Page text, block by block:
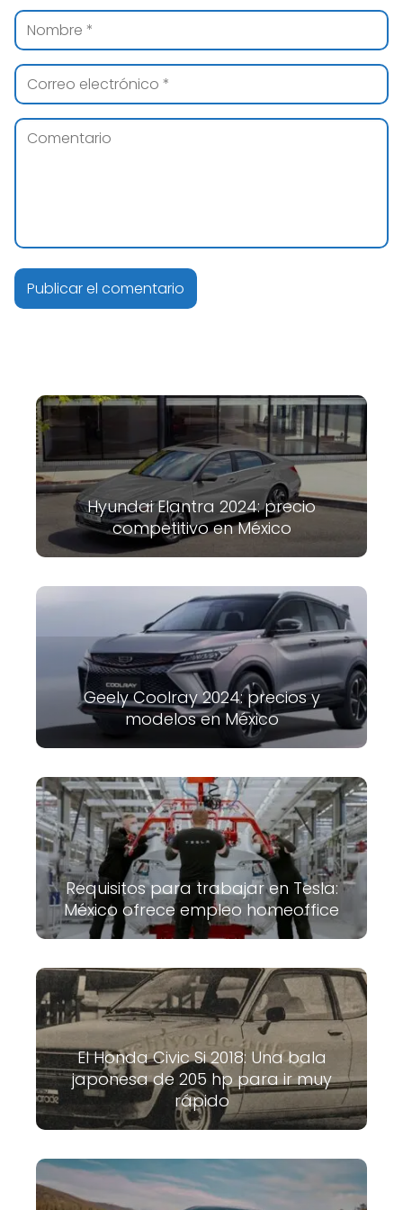
Hyundai Elantra 2024: precio
competitivo en México
Geely Coolray 2024: precios y
modelos en México
Requisitos para trabajar en Tesla:
México ofrece empleo homeoffice
El Honda Civic Si 2018: Una bala
japonesa de 205 hp para ir muy
rápido